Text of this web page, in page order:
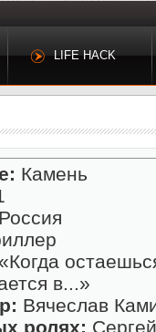
LIFE HACK
Камень
Россия
в...»
Вячеслав
ролях: